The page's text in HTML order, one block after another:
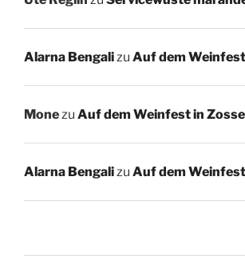
Alarna Bengali zu Auf dem
Mone zu Auf dem Weinfest in
Alarna Bengali zu Auf dem